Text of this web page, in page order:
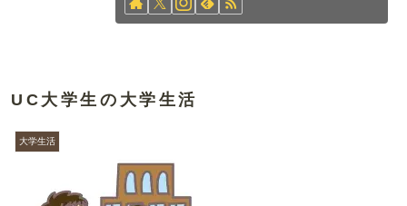
UC大学生の大学生活
大学生活